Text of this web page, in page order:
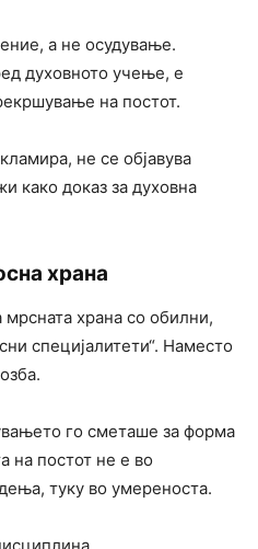
а не осудување.
духовното учење, е
на постот.
не се објавува
како доказ за духовна
храна
мрсната храна со обилни,
специјалитети“. Наместо
го сметаше за форма
на постот не е во
туку во умереноста.